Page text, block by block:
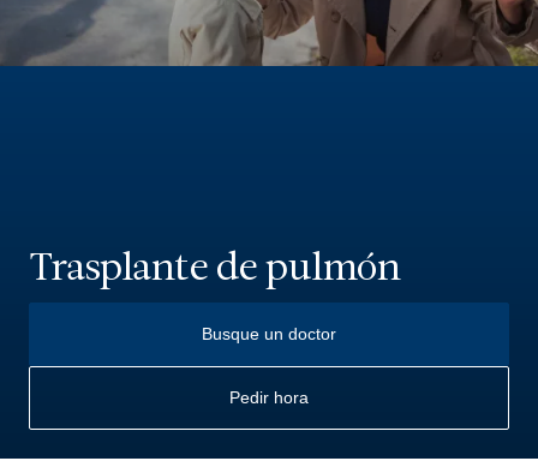
Trasplante de pulmón
Busque un doctor
Pedir hora